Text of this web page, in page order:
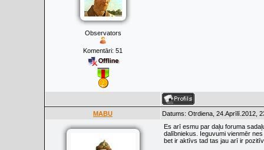
Observators
Komentāri: 51
MABU Datums: Otrdiena, 24.Aprīlī.2012,
Es arī esmu par daļu foruma
dalībniekus. Ieguvumi vienmēr
bet ir aktīvs tad tas jau arī ir